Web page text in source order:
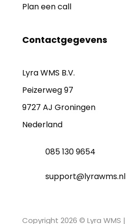
Plan een call
Contactgegevens
Lyra WMS B.V.
Peizerweg 97
9727 AJ Groningen
Nederland
085 130 9654
support@lyrawms.nl
Copyright 2026 © Lyra WMS |